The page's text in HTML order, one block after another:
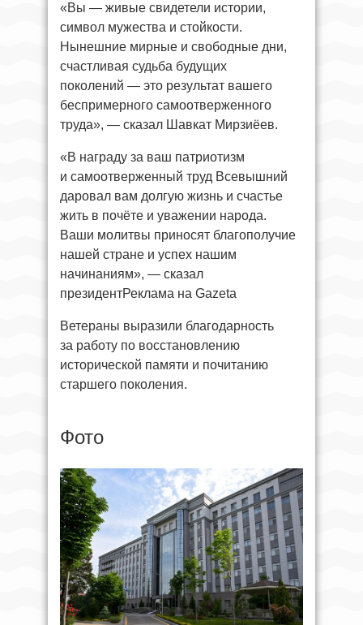
«Вы — живые свидетели истории,
символ мужества и стойкости.
Нынешние мирные и свободные дни,
счастливая судьба будущих
поколений — это результат вашего
беспримерного самоотверженного
труда», — сказал Шавкат Мирзиёев.
«В награду за ваш патриотизм
и самоотверженный труд Всевышний
даровал вам долгую жизнь и счастье
жить в почёте и уважении народа.
Ваши молитвы приносят благополучие
нашей стране и успех нашим
начинаниям», — сказал
президентРеклама на Gazeta
Ветераны выразили благодарность
за работу по восстановлению
исторической памяти и почитанию
старшего поколения.
Фото